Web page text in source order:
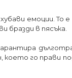
емоции. То е
бразди в пясъка.
което го прави